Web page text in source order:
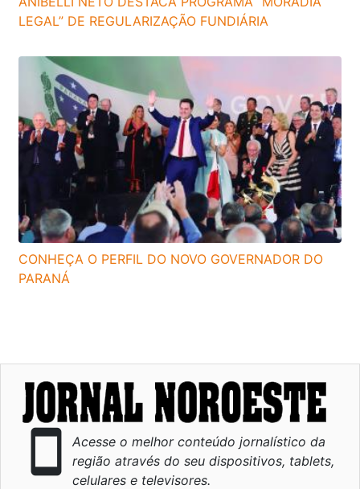
LEGAL” DE REGULARIZAÇÃO FUNDIÁRIA
CONHEÇA O PERFIL DO NOVO GOVERNADOR DO
PARANÁ
smartphone
Acesse o melhor conteúdo jornalístico da
região através do seu dispositivos, tablets,
celulares e televisores.